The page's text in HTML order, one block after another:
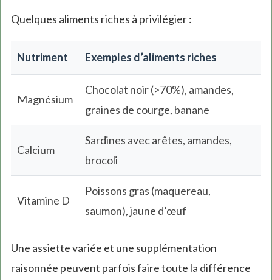
Quelques aliments riches à privilégier :
Nutriment Exemples d’aliments riches
Magnésium
Chocolat noir (>70%), amandes,
graines de courge, banane
Calcium
Sardines avec arêtes, amandes,
brocoli
Vitamine D
Poissons gras (maquereau,
saumon), jaune d’œuf
Une assiette variée et une supplémentation
raisonnée peuvent parfois faire toute la différence